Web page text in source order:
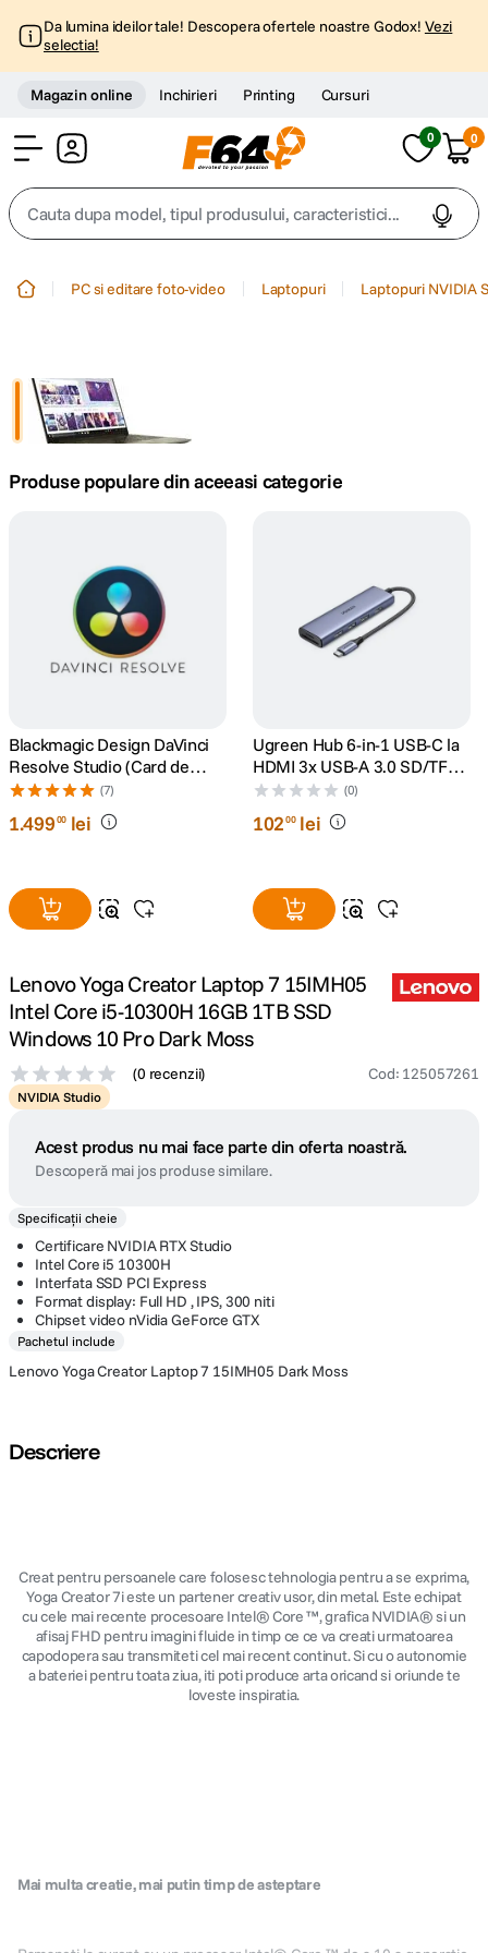
Da lumina ideilor tale! Descopera ofertele noastre Godox! Vezi
selectia!
Magazin online Inchirieri Printing Cursuri
0 0
Cauta dupa model, tipul produsului, caracteristici...
2. trepied
3. trepied telefon
4. peak design
lavaliera
sony fx
9. dji mic mini
10 . dji osmo
PC si editare foto-video Laptopuri Laptopuri NVIDIA
Produse populare din aceeasi categorie
Blackmagic Design DaVinci
Resolve Studio (Card de
Activare)
(7)
1.49900 lei
Ugreen Hub 6-in-1 USB-C la
HDMI 3x USB-A 3.0 SD/TF
Gri
(0)
10200 lei
Lenovo Yoga Creator Laptop 7 15IMH05
Intel Core i5-10300H 16GB 1TB SSD
Windows 10 Pro Dark Moss
(0 recenzii) Cod: 125057261
NVIDIA Studio
Acest produs nu mai face parte din oferta noastră.
Descoperă mai jos produse similare.
Specificații cheie
Certificare NVIDIA RTX Studio
Intel Core i5 10300H
Interfata SSD PCI Express
Format display: Full HD , IPS, 300 niti
Chipset video nVidia GeForce GTX
Pachetul include
Lenovo Yoga Creator Laptop 7 15IMH05 Dark Moss
Descriere
Creat pentru persoanele care folosesc tehnologia pentru a se exprima,
Yoga Creator 7i este un partener creativ usor, din metal. Este echipat
cu cele mai recente procesoare Intel® Core ™, grafica NVIDIA® si un
afisaj FHD pentru imagini fluide in timp ce ce va creati urmatoarea
capodopera sau transmiteti cel mai recent continut. Si cu o autonomie
a bateriei pentru toata ziua, iti poti produce arta oricand si oriunde te
loveste inspiratia.
Mai multa creatie, mai putin timp de asteptare